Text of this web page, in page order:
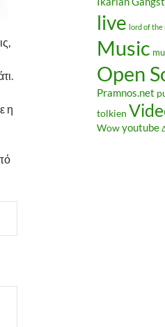
η
live lord of the
Music
Open
Pramnos.net
tolkien
Wowyoutube